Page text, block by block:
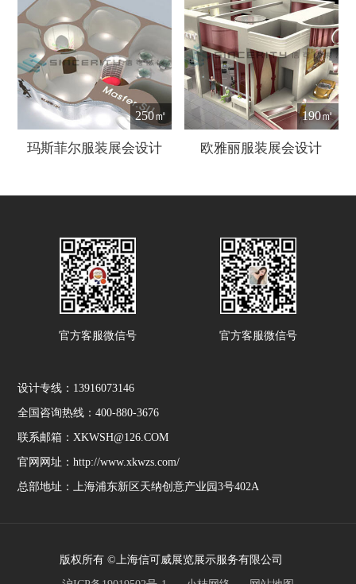
250㎡
玛斯菲尔服装展会设计
190㎡
欧雅丽服装展会设计
官方客服微信号 官方客服微信号
设计专线：13916073146
全国咨询热线：400-880-3676
联系邮箱：XKWSH@126.COM
官网网址：http://www.xkwzs.com/
总部地址：上海浦东新区天纳创意产业园3号402A
版权所有 ©上海信可威展览展示服务有限公司